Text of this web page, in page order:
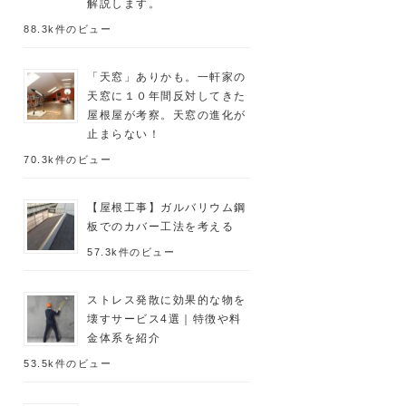
解説します。
88.3k件のビュー
「天窓」ありかも。一軒家の
天窓に１０年間反対してきた
屋根屋が考察。天窓の進化が
止まらない！
70.3k件のビュー
【屋根工事】ガルバリウム鋼
板でのカバー工法を考える
57.3k件のビュー
ストレス発散に効果的な物を
壊すサービス4選｜特徴や料
金体系を紹介
53.5k件のビュー